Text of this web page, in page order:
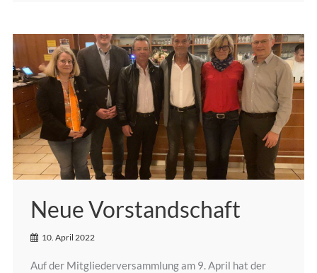
Neue Vorstandschaft
10. April 2022
Auf der Mitgliederversammlung am 9. April hat der